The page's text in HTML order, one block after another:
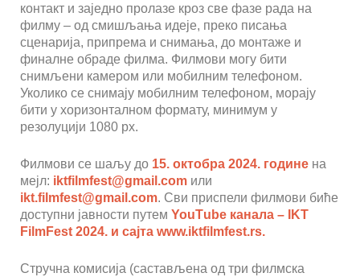
контакт и заједно пролазе кроз све фазе рада на
филму – од смишљања идеје, преко писања
сценарија, припрема и снимања, до монтаже и
финалне обраде филма. Филмови могу бити
снимљени камером или мобилним телефоном.
Уколико се снимају мобилним телефоном, морају
бити у хоризонталном формату, минимум у
резолуцији 1080 px.
Филмови се шаљу до 15. октобра 2024. године на
мејл: iktfilmfest@gmail.com или
ikt.filmfest@gmail.com. Сви приспели филмови биће
доступни јавности путем YouТube канала – IKT
FilmFest 2024. и сајта www.iktfilmfest.rs.
Стручна комисија (састављена од три филмска